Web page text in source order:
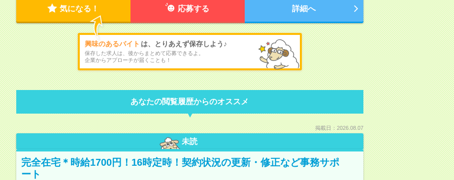
気になる！ 応募する 詳細へ
興味のあるバイト は、とりあえず保存しよう♪
保存した求人は、後からまとめて応募できるよ。
企業からアプローチが届くことも！
あなたの閲覧履歴からのオススメ
掲載日：2026.08.07
未読
完全在宅＊時給1700円！16時定時！契約状況の更新・修正など事務サポ
ート